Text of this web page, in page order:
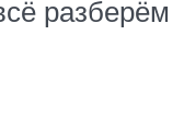
разберём